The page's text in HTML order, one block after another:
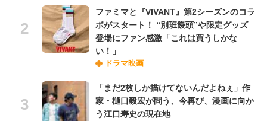
ファミマと『VIVANT』第2シーズンのコラ
ボがスタート！ “別班饅頭”や限定グッズ
登場にファン感激「これは買うしかな
い！」
ドラマ映画
「まだ2枚しか描けてないんだよねぇ」作
家・樋口毅宏が問う、今再び、漫画に向か
う江口寿史の現在地